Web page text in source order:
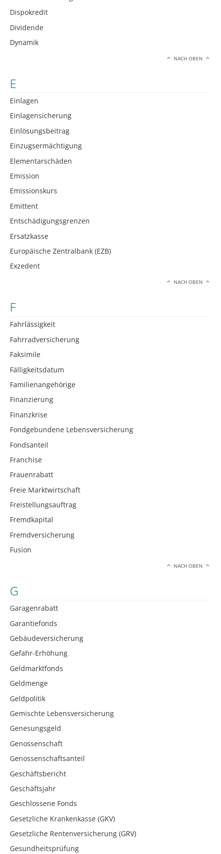
Dispokredit
Dividende
Dynamik
NACH OBEN
E
Einlagen
Einlagensicherung
Einlösungsbeitrag
Einzugsermächtigung
Elementarschäden
Emission
Emissionskurs
Emittent
Entschädigungsgrenzen
Ersatzkasse
Europäische Zentralbank (EZB)
Exzedent
NACH OBEN
F
Fahrlässigkeit
Fahrradversicherung
Faksimile
Fälligkeitsdatum
Familienangehörige
Finanzierung
Finanzkrise
Fondgebundene Lebensversicherung
Fondsanteil
Franchise
Frauenrabatt
Freie Marktwirtschaft
Freistellungsauftrag
Fremdkapital
Fremdversicherung
Fusion
NACH OBEN
G
Garagenrabatt
Garantiefonds
Gebäudeversicherung
Gefahr-Erhöhung
Geldmarktfonds
Geldmenge
Geldpolitik
Gemischte Lebensversicherung
Genesungsgeld
Genossenschaft
Genossenschaftsanteil
Geschäftsbericht
Geschäftsjahr
Geschlossene Fonds
Gesetzliche Krankenkasse (GKV)
Gesetzliche Rentenversicherung (GRV)
Gesundheitsprüfung